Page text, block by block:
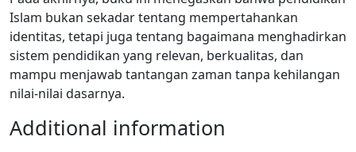
Islam bukan sekadar tentang mempertahankan
identitas, tetapi juga tentang bagaimana menghadirkan
sistem pendidikan yang relevan, berkualitas, dan
mampu menjawab tantangan zaman tanpa kehilangan
nilai-nilai dasarnya.
Additional information